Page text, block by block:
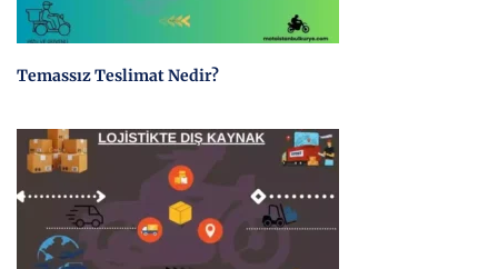
Temassız Teslimat Nedir?